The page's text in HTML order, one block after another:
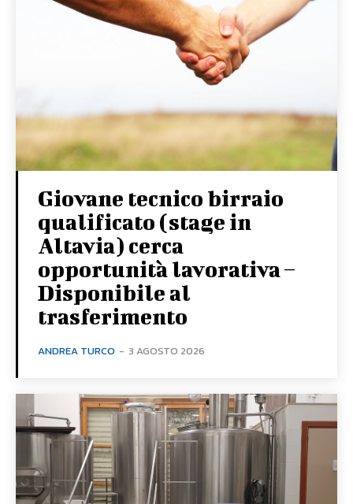
Giovane tecnico birraio
qualificato (stage in
Altavia) cerca
opportunità lavorativa –
Disponibile al
trasferimento
ANDREA TURCO - 3 AGOSTO 2026